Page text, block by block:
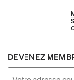
DEVENEZ